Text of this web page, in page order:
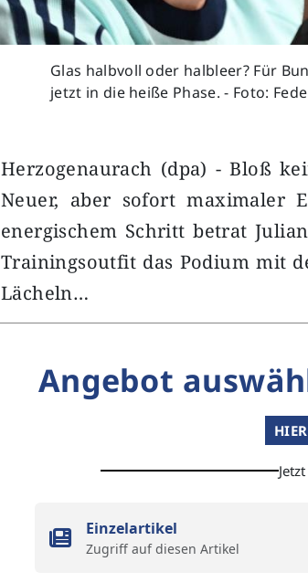
Glas halbvoll oder halbleer? Für
jetzt in die heiße Phase. - Foto:
Herzogenaurach (dpa) - Bloß
Neuer, aber sofort maximaler
energischem Schritt betrat
Trainingsoutfit das Podium mit
Lächeln…
Angebot
Einzelartikel
Zugriff auf diesen Artikel